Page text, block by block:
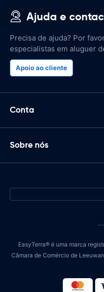
Ajuda e
Precisa de ajuda? Por
especialistas em aluguer
Apoio ao cliente
Conta
Sobre nós
EasyTerra® é uma marca
Câmara de Comércio de